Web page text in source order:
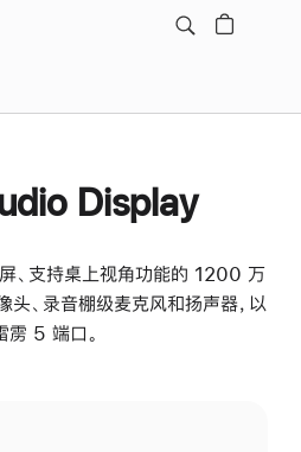
Display
、支持桌上视角功能的 1200 万
、录音棚级麦克风和扬声器，以
雳 5 端口。